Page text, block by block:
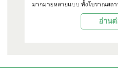
น
มากมายหลายแบบ ทั้งโบราณสถา
นี่กลายเป็นหนึ่งในเป้าหมายของนั
เดินทางเพียง 2 ชั่วโมง Palanla จึ
อ่าน